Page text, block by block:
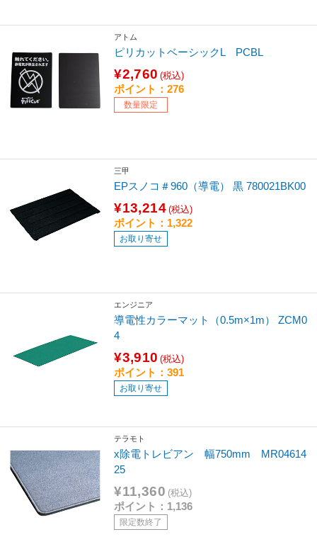
アトム
ピリカットベーシックL PCBL
¥2,760 (税込)
ポイント：276
数量限定
三甲
EPスノコ＃960（導電） 黒 780021BK00
¥13,214 (税込)
ポイント：1,322
お取り寄せ
エンジニア
導電性カラーマット（0.5m×1m） ZCM0
4
¥3,910 (税込)
ポイント：391
お取り寄せ
テラモト
x除電トレビアン 幅750mm MR04614
25
¥11,360 (税込)
ポイント：1,136
限定数終了